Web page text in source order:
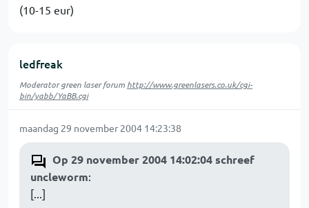
(10-15 eur)
ledfreak
Moderator green laser forum http://www.greenlasers.co.uk/cgi-
bin/yabb/YaBB.cgi
maandag 29 november 2004 14:23:38
Op 29 november 2004 14:02:04 schreef
uncleworm:
[...]